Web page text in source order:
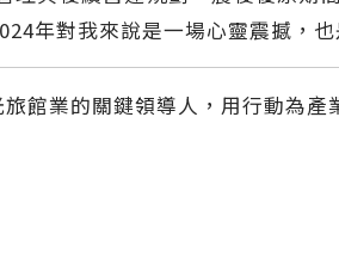
年對我來說是一場心靈震撼，
業的關鍵領導人，用行動為產